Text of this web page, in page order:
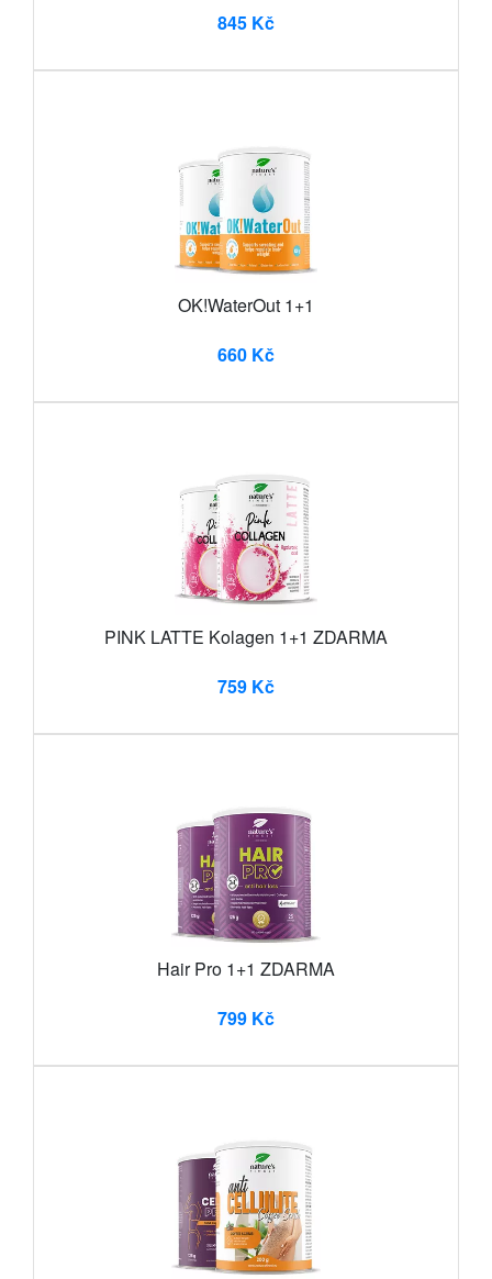
845 Kč
OK!WaterOut 1+1
660 Kč
PINK LATTE Kolagen 1+1 ZDARMA
759 Kč
Hair Pro 1+1 ZDARMA
799 Kč